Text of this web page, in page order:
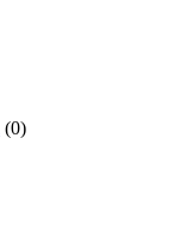
(0)